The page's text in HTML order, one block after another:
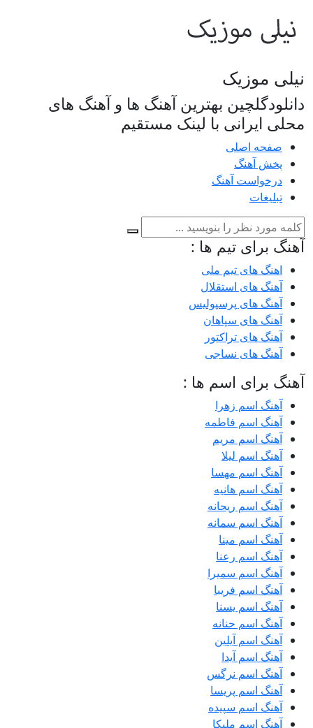
نیلی موزیک
دانلودگلچین بهترین آهنگ ها و آهنگ های
محلی ایرانی با لینک مستقیم
صفحه اصلی
پخش آهنگ
درخواست آهنگ
تبلیغات
آهنگ برای تیم ها :
اهنگ های تیم ملی
آهنگ های استقلال
آهنگ های پرسپولیس
آهنگ های سپاهان
آهنگ های تراکتور
آهنگ های نساجی
آهنگ برای اسم ها :
آهنگ اسم زهرا
آهنگ اسم فاطمه
آهنگ اسم مریم
آهنگ اسم لیلا
آهنگ اسم مهسا
آهنگ اسم هانیه
آهنگ اسم ریحانه
آهنگ اسم سمانه
آهنگ اسم مینا
آهنگ اسم رعنا
آهنگ اسم سمیرا
آهنگ اسم فریبا
آهنگ اسم یسنا
آهنگ اسم حنانه
آهنگ اسم آیلین
آهنگ اسم آیدا
آهنگ اسم نرگس
آهنگ اسم پریسا
آهنگ اسم سپیده
آهنگ اسم ملیکا